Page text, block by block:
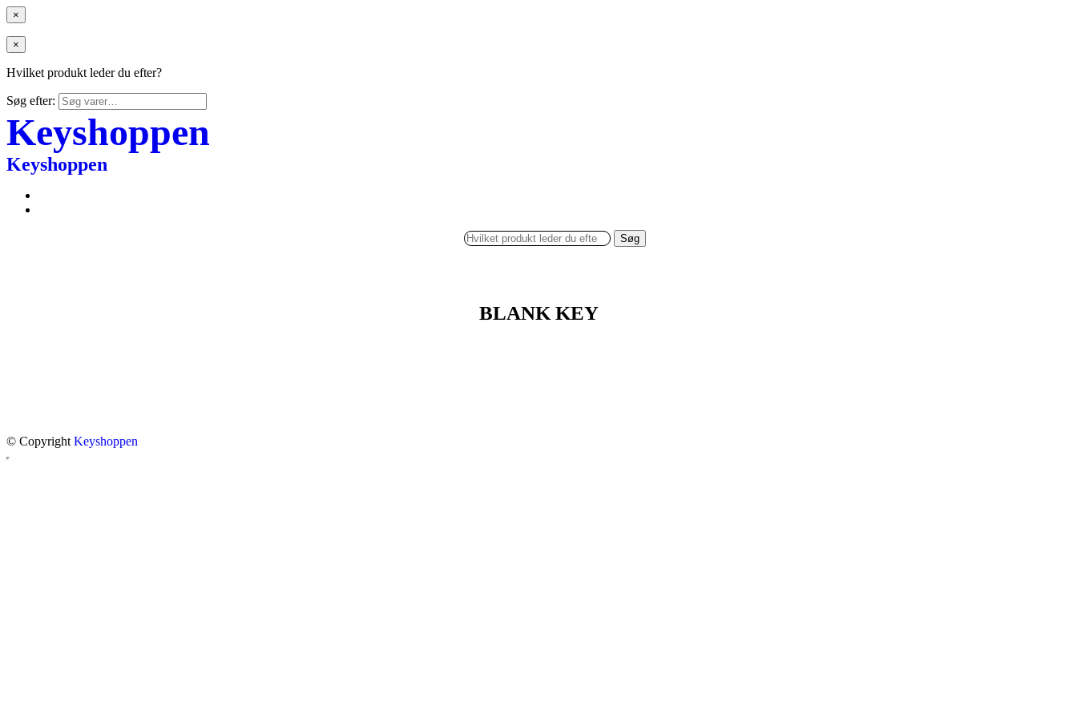
×
×
Hvilket produkt leder du efter?
Søg efter:
Keyshoppen
Keyshoppen
Søg
BLANK KEY
© Copyright Keyshoppen